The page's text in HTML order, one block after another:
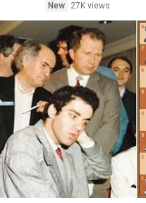
New
27K views